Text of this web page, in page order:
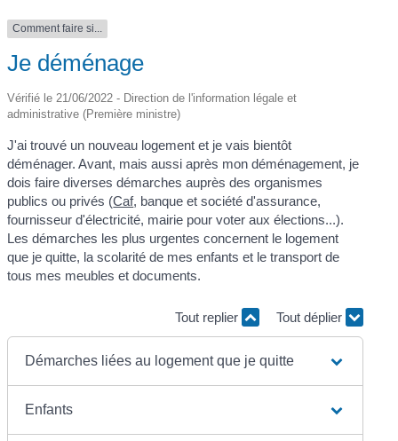
Comment faire si...
Je déménage
Vérifié le 21/06/2022 - Direction de l'information légale et
administrative (Première ministre)
J'ai trouvé un nouveau logement et je vais bientôt
déménager. Avant, mais aussi après mon déménagement, je
dois faire diverses démarches auprès des organismes
publics ou privés (Caf, banque et société d'assurance,
fournisseur d'électricité, mairie pour voter aux élections...).
Les démarches les plus urgentes concernent le logement
que je quitte, la scolarité de mes enfants et le transport de
tous mes meubles et documents.
Tout replier Tout déplier
Démarches liées au logement que je quitte
Enfants